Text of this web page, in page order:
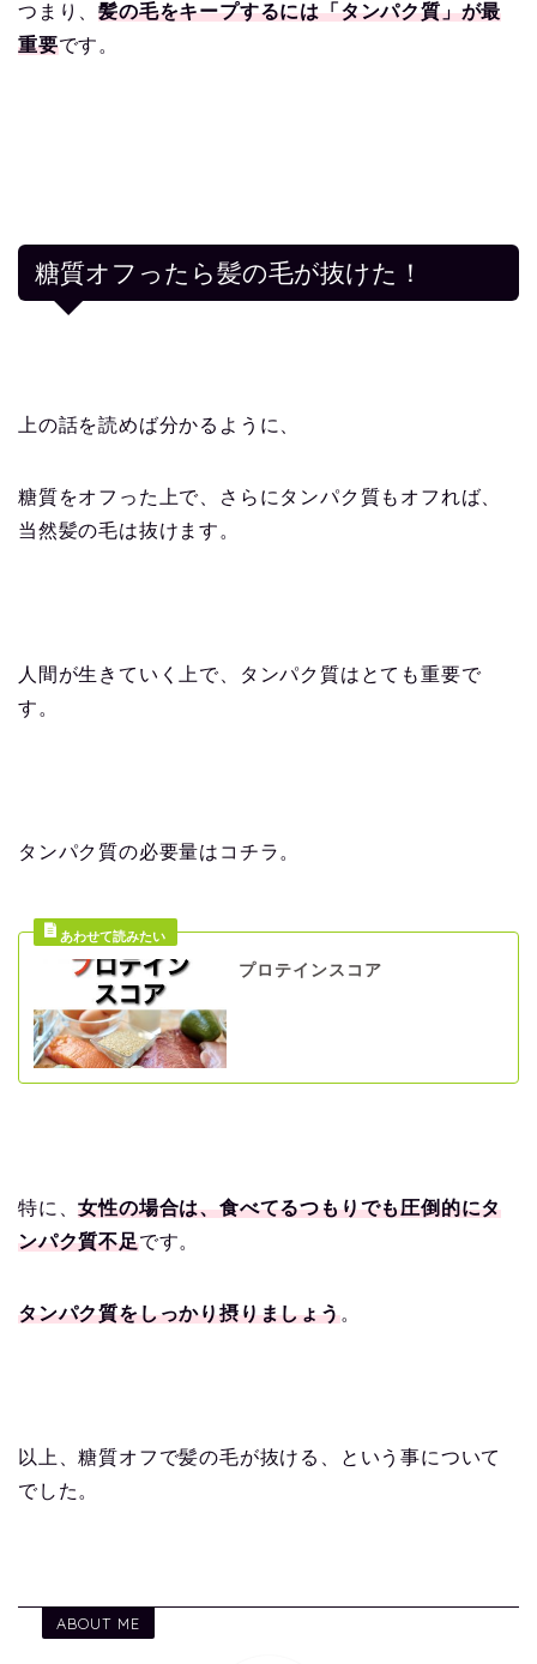
つまり、髪の毛をキープするには「タンパク質」が最
重要です。
糖質オフったら髪の毛が抜けた！
上の話を読めば分かるように、
糖質をオフった上で、さらにタンパク質もオフれば、
当然髪の毛は抜けます。
人間が生きていく上で、タンパク質はとても重要で
す。
タンパク質の必要量はコチラ。
プロテインスコア
特に、女性の場合は、食べてるつもりでも圧倒的にタ
ンパク質不足です。
タンパク質をしっかり摂りましょう。
以上、糖質オフで髪の毛が抜ける、という事について
でした。
ABOUT ME